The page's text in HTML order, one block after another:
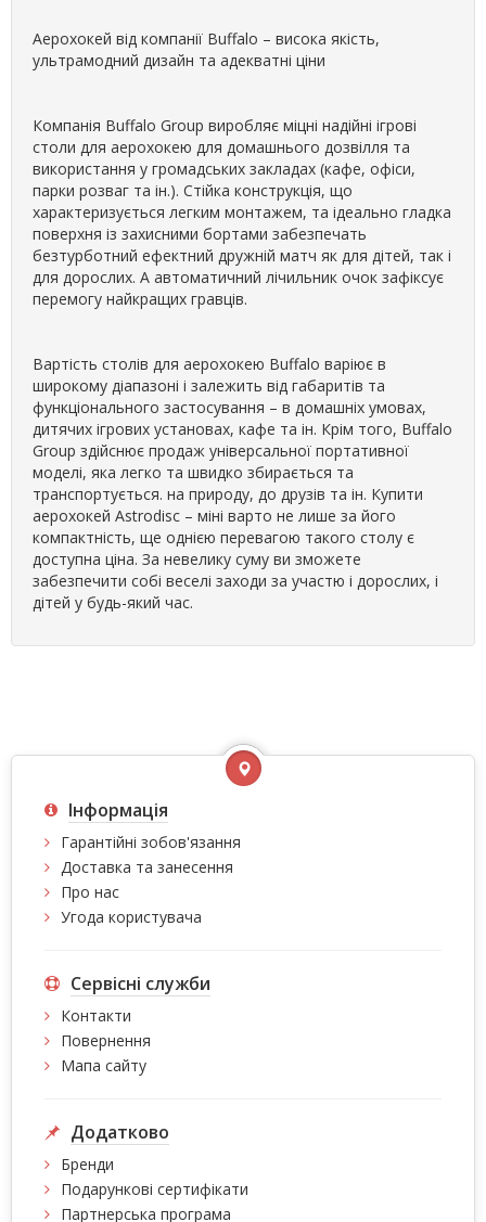
Аерохокей від компанії Buffalo – висока якість,
ультрамодний дизайн та адекватні ціни
Компанія Buffalo Group виробляє міцні надійні ігрові
столи для аерохокею для домашнього дозвілля та
використання у громадських закладах (кафе, офіси,
парки розваг та ін.). Стійка конструкція, що
характеризується легким монтажем, та ідеально гладка
поверхня із захисними бортами забезпечать
безтурботний ефектний дружній матч як для дітей, так і
для дорослих. А автоматичний лічильник очок зафіксує
перемогу найкращих гравців.
Вартість столів для аерохокею Buffalo варіює в
широкому діапазоні і залежить від габаритів та
функціонального застосування – в домашніх умовах,
дитячих ігрових установах, кафе та ін. Крім того, Buffalo
Group здійснює продаж універсальної портативної
моделі, яка легко та швидко збирається та
транспортується. на природу, до друзів та ін. Купити
аерохокей Astrodisc – міні варто не лише за його
компактність, ще однією перевагою такого столу є
доступна ціна. За невелику суму ви зможете
забезпечити собі веселі заходи за участю і дорослих, і
дітей у будь-який час.
Інформація
Гарантійні зобов'язання
Доставка та занесення
Про нас
Угода користувача
Сервісні служби
Контакти
Повернення
Мапа сайту
Додатково
Бренди
Подарункові сертифікати
Партнерська програма